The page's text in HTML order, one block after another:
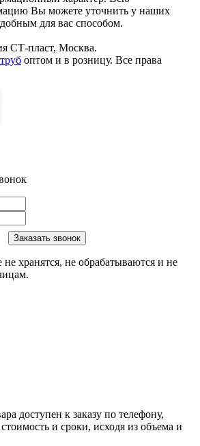
Вы можете уточнить у наших
для вас способом.
СТ-пласт, Москва.
оптом и в розницу. Все права
хранятся, не обрабатываются и не
доступен к заказу по телефону,
и сроки, исходя из объема и